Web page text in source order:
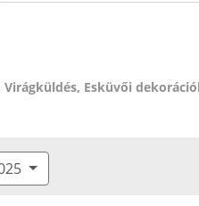
Esküvői